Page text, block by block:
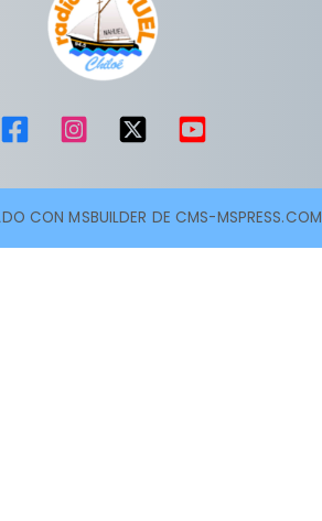
CON MSBUILDER DE CMS-MSPRESS.COM